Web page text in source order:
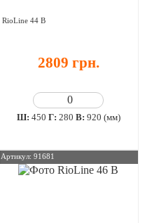
RioLine 44 В
2809 грн.
Ш: 450 Г: 280 В: 920 (мм)
Артикул: 91681